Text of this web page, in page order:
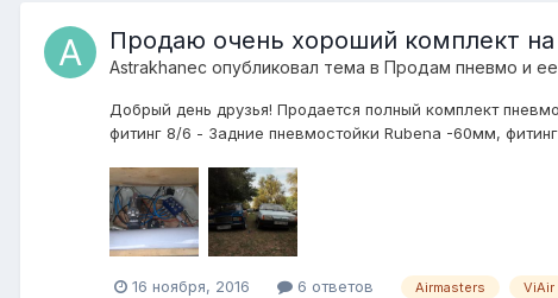
Продаю очень хороший комплект
Astrakhanec опубликовал тема в Продам пневмо и
Добрый день друзья! Продается полный комплект
фитинг 8/6 - Задние пневмостойки Rubena -60мм,
16 ноября, 2016 6 ответов Airmasters ViAir